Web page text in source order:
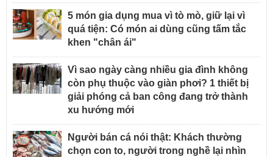
5 món gia dụng mua vì tò mò, giữ lại vì
quá tiện: Có món ai dùng cũng tấm tắc
khen "chân ái"
Vì sao ngày càng nhiều gia đình không
còn phụ thuộc vào giàn phơi? 1 thiết bị
giải phóng cả ban công đang trở thành
xu hướng mới
Người bán cá nói thật: Khách thường
chọn con to, người trong nghề lại nhìn